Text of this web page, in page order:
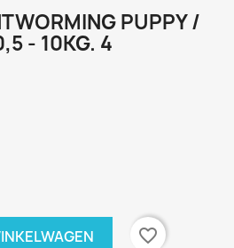
PUPPY /
- 10KG. 4
favorite_border